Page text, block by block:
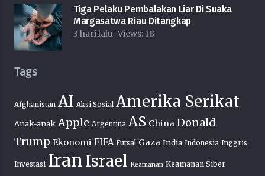
Tiga Pelaku Pembalakan Liar Di Suaka
Margasatwa Riau Ditangkap
3 hari lalu Views: 18
Tags
Afghanistan AI Aksi Sosial Amerika Serikat
Anak-anak Apple Argentina AS China Donald
Trump Ekonomi FIFA Futsal Gaza India Indonesia Inggris
Investasi IranIsrael Keamanan Keamanan Siber